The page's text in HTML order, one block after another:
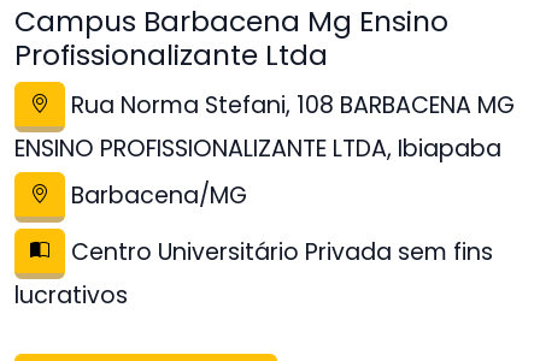
Campus Barbacena Mg Ensino
Profissionalizante Ltda
Rua Norma Stefani, 108 BARBACENA MG
ENSINO PROFISSIONALIZANTE LTDA, Ibiapaba
Barbacena/MG
Centro Universitário Privada sem fins
lucrativos